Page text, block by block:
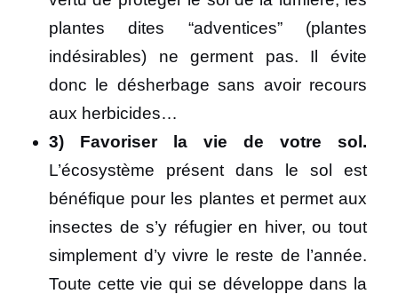
plantes dites “adventices” (plantes
indésirables) ne germent pas. Il évite
donc le désherbage sans avoir recours
aux herbicides…
3) Favoriser la vie de votre sol.
L’écosystème présent dans le sol est
bénéfique pour les plantes et permet aux
insectes de s’y réfugier en hiver, ou tout
simplement d’y vivre le reste de l’année.
Toute cette vie qui se développe dans la